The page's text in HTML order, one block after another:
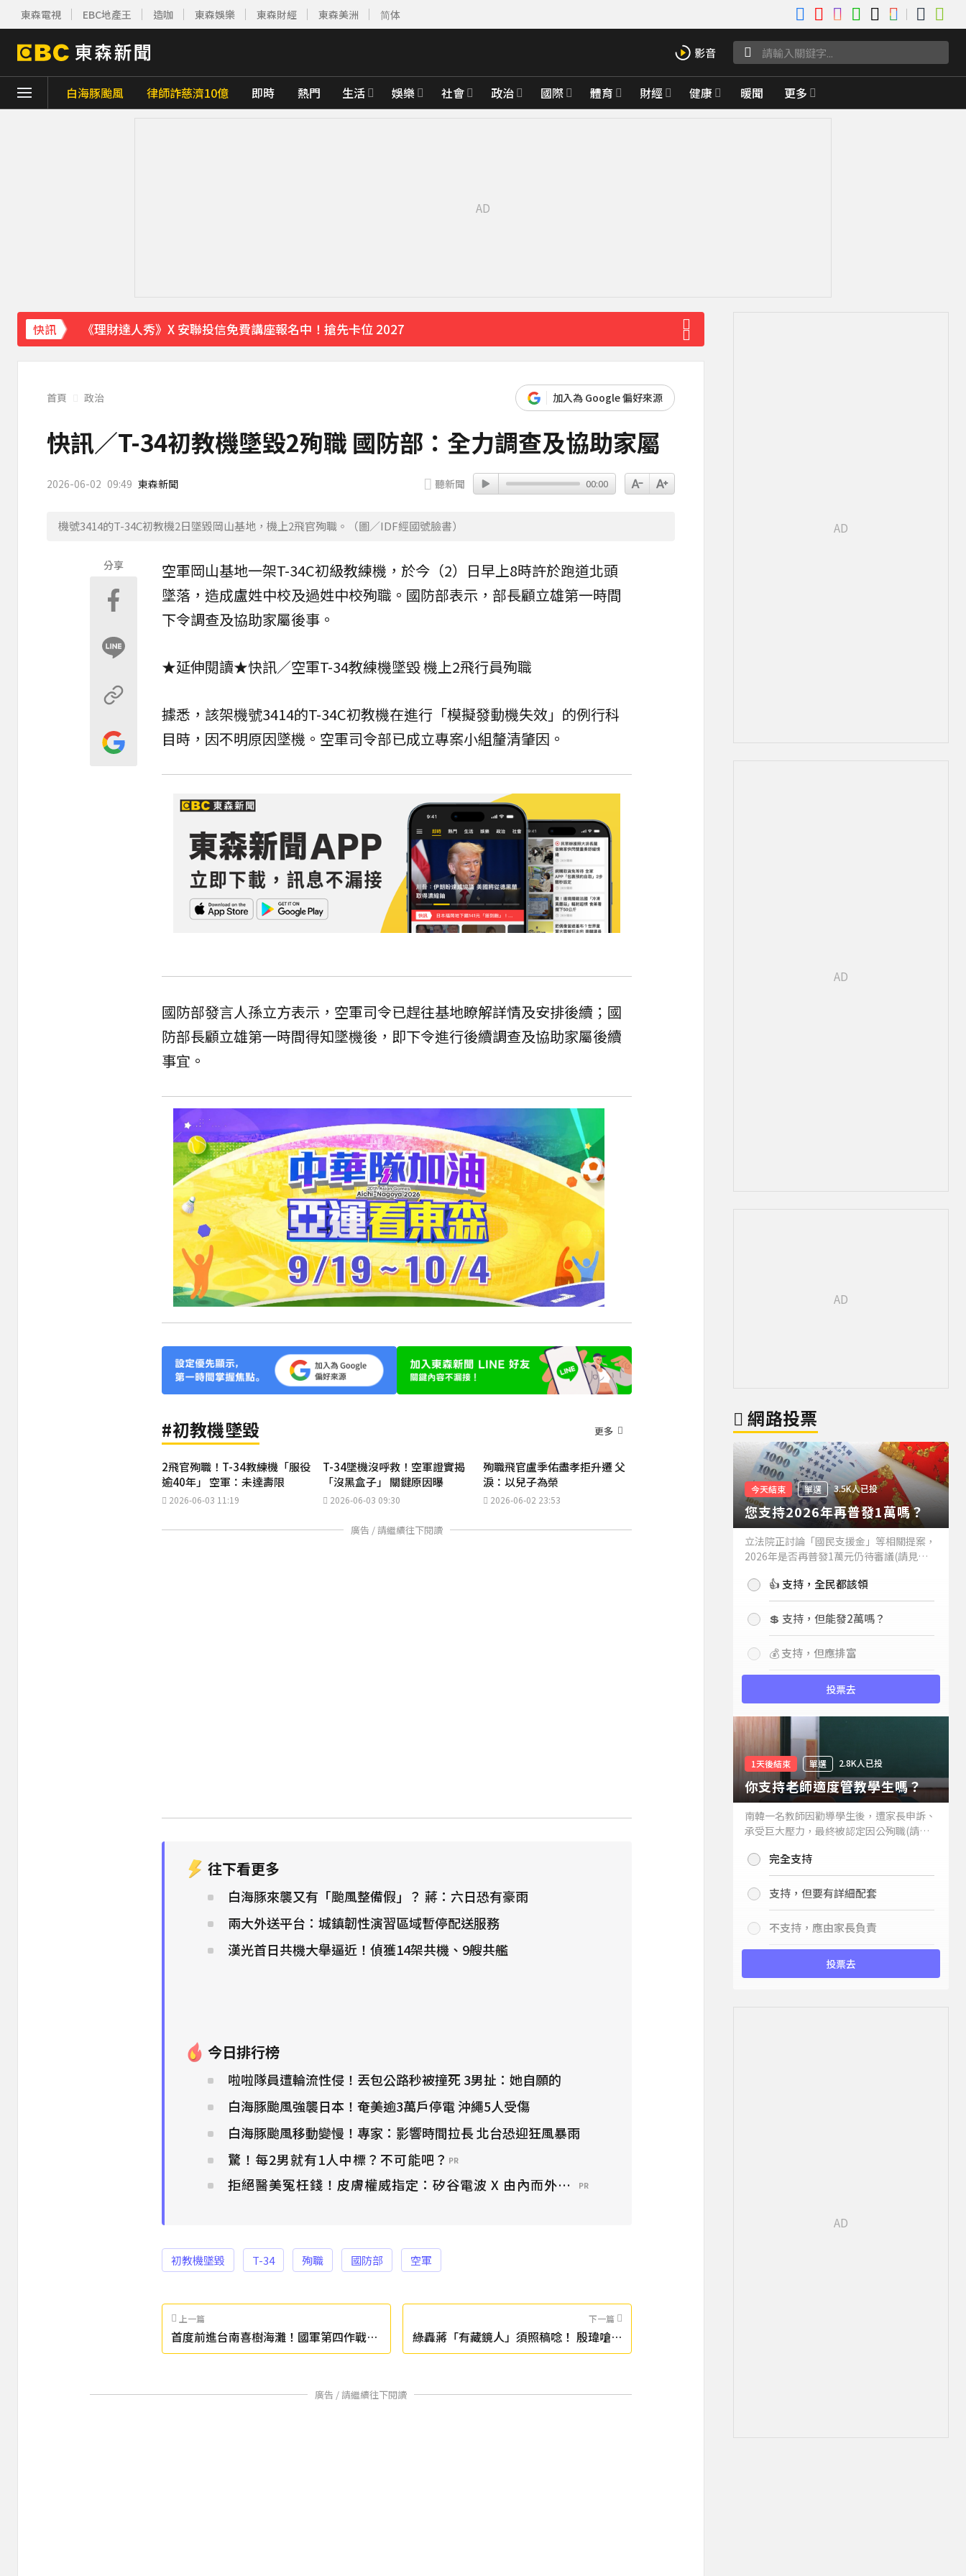
東森電視 EBC地產王 造咖 東森娛樂 東森財經 東森美洲 简体
白海豚颱風 律師詐慈濟10億 即時 熱門 生活 娛樂 社會 政治 國際 體育 財經 健康 暖聞 更多
快訊
《理財達人秀》X 安聯投信免費講座報名中！搶先卡位 2027
首頁 政治 加入為 Google 偏好來源
快訊／T-34初教機墜毀2殉職 國防部：全力調查及協助家屬
2026-06-02 09:49 東森新聞 聽新聞 00:00
機號3414的T-34C初教機2日墜毀岡山基地，機上2飛官殉職。（圖／IDF經國號臉書）
分享 空軍岡山基地一架T-34C初級教練機，於今（2）日早上8時許於跑道北頭
墜落，造成盧姓中校及過姓中校殉職 。 國防部表示，部長顧立雄第一時間
下令調查及協助家屬後事。
★延伸閱讀★快訊／空軍T-34教練機墜毀 機上2飛行員殉職
據悉，該架機號3414的T-34C初教機在進行「模擬發動機失效」的例行科
目時，因不明原因墜機。空軍司令部已成立專案小組釐清肇因。
國防部發言人孫立方表示，空軍司令已趕往基地瞭解詳情及安排後續；國
防部長顧立雄第一時間得知墜機後，即下令進行後續調查及協助家屬後續
事宜。
#初教機墜毀 更多
2飛官殉職！T-34教練機「服役
逾40年」 空軍：未達壽限
2026-06-03 11:19
T-34墜機沒呼救！空軍證實揭
「沒黑盒子」 關鍵原因曝
2026-06-03 09:30
殉職飛官盧季佑盡孝拒升遷 父
淚：以兒子為榮
2026-06-02 23:53
廣告 / 請繼續往下閱讀
往下看更多
白海豚來襲又有「颱風整備假」？ 蔣：六日恐有豪雨
兩大外送平台：城鎮韌性演習區域暫停配送服務
漢光首日共機大舉逼近！偵獲14架共機、9艘共艦
今日排行榜
啦啦隊員遭輪流性侵！丟包公路秒被撞死 3男扯：她自願的
白海豚颱風強襲日本！奄美逾3萬戶停電 沖繩5人受傷
白海豚颱風移動變慢！專家：影響時間拉長 北台恐迎狂風暴雨
驚！每2男就有1人中標？不可能吧？ PR
拒絕醫美冤枉錢！皮膚權威指定：矽谷電波 X 由內而外養出逆齡好膚質
PR
初教機墜毀 T-34 殉職 國防部 空軍
上一篇
首度前進台南喜樹海灘！國軍第四作戰區
展開實彈射擊
下一篇
綠轟蔣「有藏鏡人」須照稿唸！ 殷瑋嗆：
沒行政經驗
廣告 / 請繼續往下閱讀
網路投票
今天結束 單選 3.5K人已投
您支持2026年再普發1萬嗎？
立法院正討論「國民支援金」等相關提案，
2026年是否再普發1萬元仍待審議(請見下
持嗎？👍 支持，全民都該領
💲 支持，但能發2萬嗎？
💰 支持，但應排富
投票去
1天後結束 單選 2.8K人已投
你支持老師適度管教學生嗎？
南韓一名教師因勸導學生後，遭家長申訴、
承受巨大壓力，最終被認定因公殉職(請見
你支持老師適度管教學生嗎？
完全支持
支持，但要有詳細配套
不支持，應由家長負責
投票去